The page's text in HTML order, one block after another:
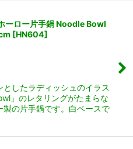
ーロー片手鍋 Noodle Bowl
[HN604]
したラディッシュのイラス
」のレタリングがたまらな
製の片手鍋です。白ベースで